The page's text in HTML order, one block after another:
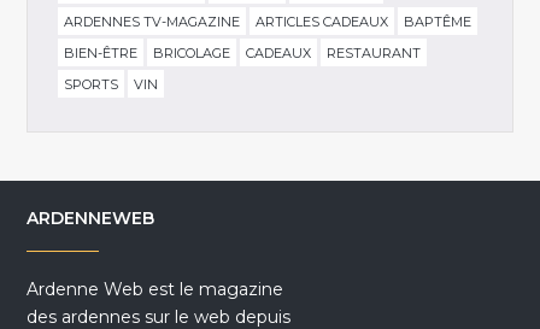
ARDENNES TV-MAGAZINE
ARTICLES CADEAUX
BAPTÊME
BIEN-ÊTRE
BRICOLAGE CADEAUX
RESTAURANT
SPORTS
VIN
ARDENNEWEB
Ardenne Web est le magazine
des ardennes sur le web depuis